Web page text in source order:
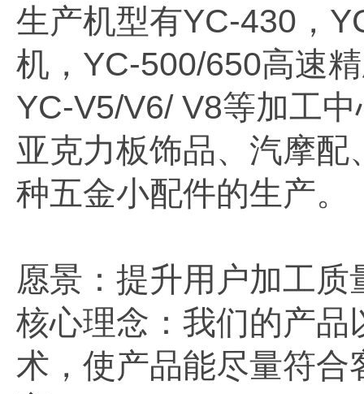
生产机型有YC-430，
机，YC-500/650高速
YC-V5/V6/ V8等加工
亚克力板饰品、汽摩
种五金小配件的生产。
愿景：提升用户加工
核心理念：我们的产
术，使产品能尽量符